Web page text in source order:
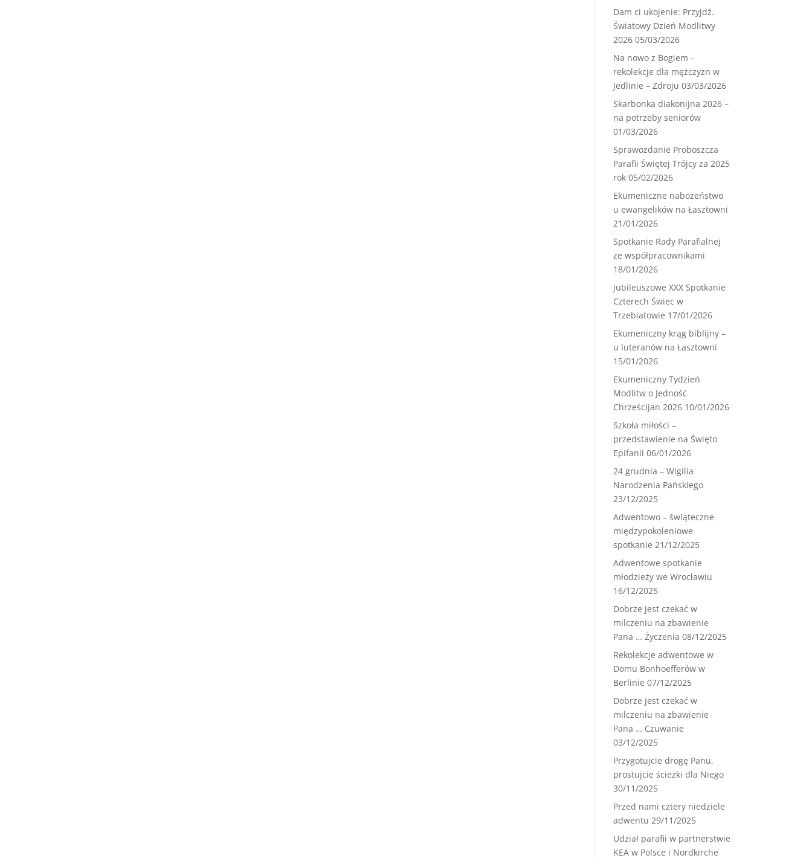
Dam ci ukojenie: Przyjdź.
Światowy Dzień Modlitwy
2026 05/03/2026
Na nowo z Bogiem –
rekolekcje dla mężczyzn w
Jedlinie – Zdroju 03/03/2026
Skarbonka diakonijna 2026 –
na potrzeby seniorów
01/03/2026
Sprawozdanie Proboszcza
Parafii Świętej Trójcy za 2025
rok 05/02/2026
Ekumeniczne nabożeństwo
u ewangelików na Łasztowni
21/01/2026
Spotkanie Rady Parafialnej
ze współpracownikami
18/01/2026
Jubileuszowe XXX Spotkanie
Czterech Świec w
Trzebiatowie 17/01/2026
Ekumeniczny krąg biblijny –
u luteranów na Łasztowni
15/01/2026
Ekumeniczny Tydzień
Modlitw o Jedność
Chrześcijan 2026 10/01/2026
Szkoła miłości –
przedstawienie na Święto
Epifanii 06/01/2026
24 grudnia – Wigilia
Narodzenia Pańskiego
23/12/2025
Adwentowo – świąteczne
międzypokoleniowe
spotkanie 21/12/2025
Adwentowe spotkanie
młodzieży we Wrocławiu
16/12/2025
Dobrze jest czekać w
milczeniu na zbawienie
Pana … Życzenia 08/12/2025
Rekolekcje adwentowe w
Domu Bonhoefferów w
Berlinie 07/12/2025
Dobrze jest czekać w
milczeniu na zbawienie
Pana … Czuwanie
03/12/2025
Przygotujcie drogę Panu,
prostujcie ścieżki dla Niego
30/11/2025
Przed nami cztery niedziele
adwentu 29/11/2025
Udział parafii w partnerstwie
KEA w Polsce i Nordkirche